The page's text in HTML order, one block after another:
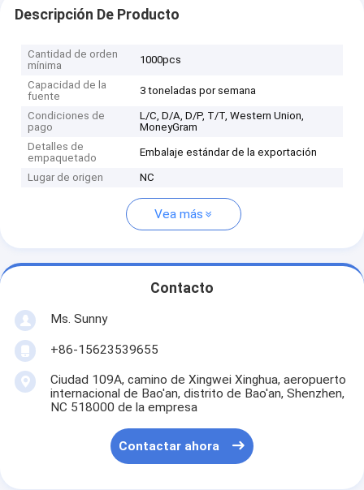
Descripción De Producto
Cantidad de orden
mínima
1000pcs
Capacidad de la
fuente
3 toneladas por semana
Condiciones de
pago
L/C, D/A, D/P, T/T, Western Union,
MoneyGram
Detalles de
empaquetado
Embalaje estándar de la exportación
Lugar de origen NC
Vea más
Contacto
Ms. Sunny
+86-15623539655
Ciudad 109A, camino de Xingwei Xinghua, aeropuerto
internacional de Bao'an, distrito de Bao'an, Shenzhen,
NC 518000 de la empresa
Contactar ahora